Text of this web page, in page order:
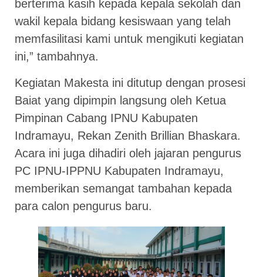
berterima kasih kepada kepala sekolah dan
wakil kepala bidang kesiswaan yang telah
memfasilitasi kami untuk mengikuti kegiatan
ini,” tambahnya.
Kegiatan Makesta ini ditutup dengan prosesi
Baiat yang dipimpin langsung oleh Ketua
Pimpinan Cabang IPNU Kabupaten
Indramayu, Rekan Zenith Brillian Bhaskara.
Acara ini juga dihadiri oleh jajaran pengurus
PC IPNU-IPPNU Kabupaten Indramayu,
memberikan semangat tambahan kepada
para calon pengurus baru.